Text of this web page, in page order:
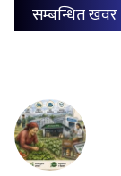
सम्बन्धित खवर